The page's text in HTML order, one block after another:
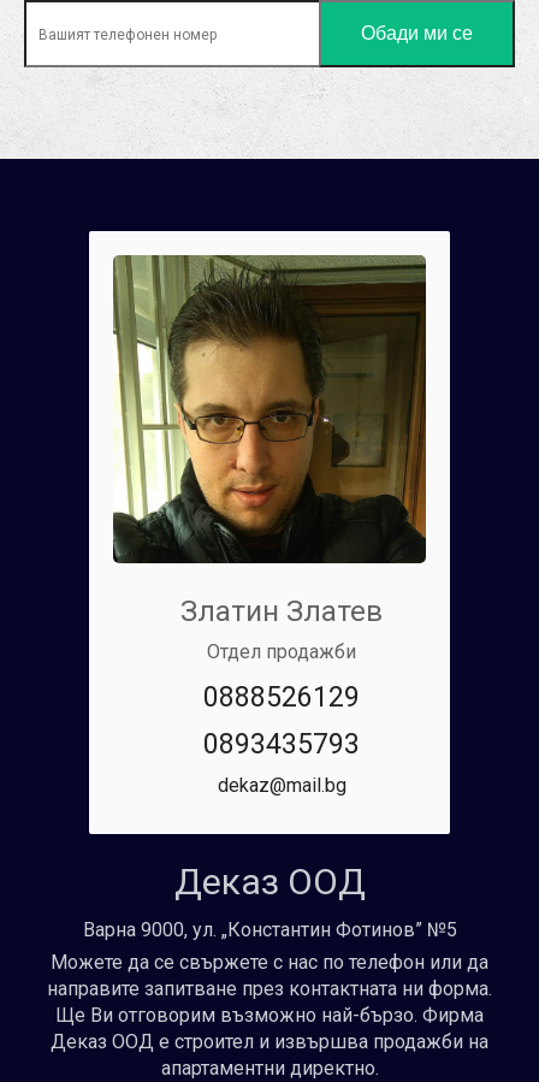
Златин Златев
Отдел продажби
0888526129
0893435793
dekaz@mail.bg
Деказ ООД
Варна 9000, ул. „Константин Фотинов” №5
Можете да се свържете с нас по телефон или да
направите запитване през контактната ни форма.
Ще Ви отговорим възможно най-бързо. Фирма
Деказ ООД е строител и извършва продажби на
апартаментни директно.